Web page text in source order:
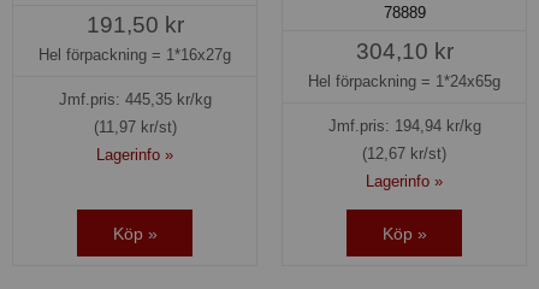
191,50 kr
Hel förpackning = 1*16x27g
Jmf.pris: 445,35kr/kg
(11,97 kr/st)
Lagerinfo »
Köp »
78889
304,10 kr
Hel förpackning = 1*24x65g
Jmf.pris: 194,94kr/kg
(12,67 kr/st)
Lagerinfo »
Köp »